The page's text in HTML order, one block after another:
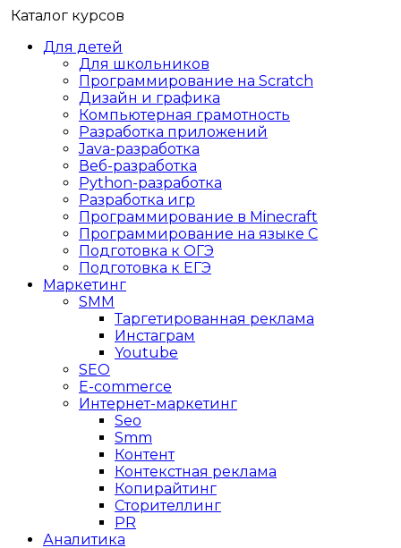
Каталог курсов
Для детей
Для школьников
Программирование на Scratch
Дизайн и графика
Компьютерная грамотность
Разработка приложений
Java-разработка
Веб-разработка
Python-разработка
Разработка игр
Программирование в Minecraft
Программирование на языке C
Подготовка к ОГЭ
Подготовка к ЕГЭ
Маркетинг
SMM
Таргетированная реклама
Инстаграм
Youtube
SEO
E-сommerce
Интернет-маркетинг
Seo
Smm
Контент
Контекстная реклама
Копирайтинг
Сторителлинг
PR
Аналитика